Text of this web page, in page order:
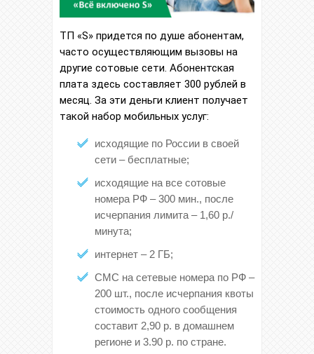
ТП «S» придется по душе абонентам,
часто осуществляющим вызовы на
другие сотовые сети. Абонентская
плата здесь составляет 300 рублей в
месяц. За эти деньги клиент получает
такой набор мобильных услуг:
исходящие по России в своей
сети – бесплатные;
исходящие на все сотовые
номера РФ – 300 мин., после
исчерпания лимита – 1,60 р./
минута;
интернет – 2 ГБ;
СМС на сетевые номера по РФ –
200 шт., после исчерпания квоты
стоимость одного сообщения
составит 2,90 р. в домашнем
регионе и 3.90 р. по стране.